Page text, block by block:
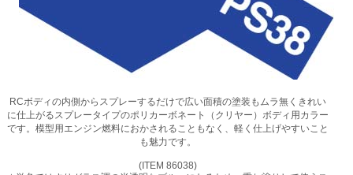
RCボディの内側からスプレーするだけで広い面積の塗装もムラ無くきれい
に仕上がるスプレータイプのポリカーボネート（クリヤー）ボディ用カラー
です。模型用エンジン燃料におかされることもなく、軽く仕上げやすいこと
も魅力です。
(ITEM 86038)